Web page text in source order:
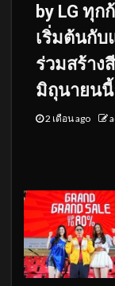
by LG ทุ
เริ่มต้นกับ
ร่วมสร้าง
มิถุนายนนี้
2 เดือน ago